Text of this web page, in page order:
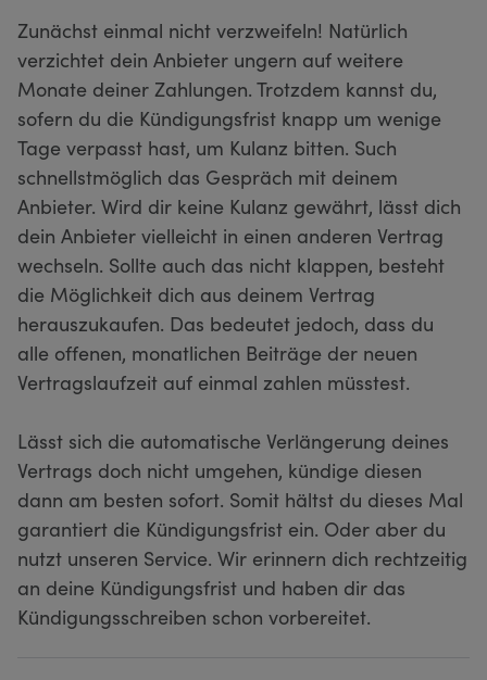
Zunächst einmal nicht verzweifeln! Natürlich
verzichtet dein Anbieter ungern auf weitere
Monate deiner Zahlungen. Trotzdem kannst du,
sofern du die Kündigungsfrist knapp um wenige
Tage verpasst hast, um Kulanz bitten. Such
schnellstmöglich das Gespräch mit deinem
Anbieter. Wird dir keine Kulanz gewährt, lässt dich
dein Anbieter vielleicht in einen anderen Vertrag
wechseln. Sollte auch das nicht klappen, besteht
die Möglichkeit dich aus deinem Vertrag
herauszukaufen. Das bedeutet jedoch, dass du
alle offenen, monatlichen Beiträge der neuen
Vertragslaufzeit auf einmal zahlen müsstest.
Lässt sich die automatische Verlängerung deines
Vertrags doch nicht umgehen, kündige diesen
dann am besten sofort. Somit hältst du dieses Mal
garantiert die Kündigungsfrist ein. Oder aber du
nutzt unseren Service. Wir erinnern dich rechtzeitig
an deine Kündigungsfrist und haben dir das
Kündigungsschreiben schon vorbereitet.